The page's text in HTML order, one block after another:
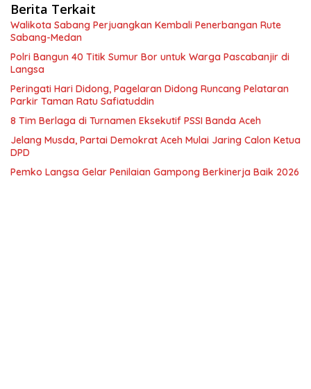
Berita Terkait
Walikota Sabang Perjuangkan Kembali Penerbangan Rute
Sabang-Medan
Polri Bangun 40 Titik Sumur Bor untuk Warga Pascabanjir di
Langsa
Peringati Hari Didong, Pagelaran Didong Runcang Pelataran
Parkir Taman Ratu Safiatuddin
8 Tim Berlaga di Turnamen Eksekutif PSSI Banda Aceh
Jelang Musda, Partai Demokrat Aceh Mulai Jaring Calon Ketua
DPD
Pemko Langsa Gelar Penilaian Gampong Berkinerja Baik 2026